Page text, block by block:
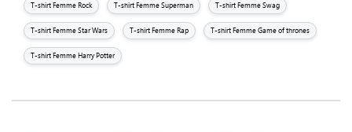
T-shirt Femme Rock T-shirt Femme Superman T-shirt Femme Swag
T-shirt Femme Star Wars T-shirt Femme Rap T-shirt Femme Game of thrones
T-shirt Femme Harry Potter